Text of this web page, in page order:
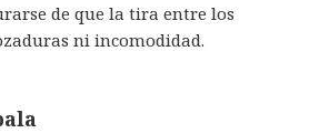
de que la tira entre los
ni incomodidad.